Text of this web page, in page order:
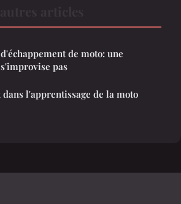
de moto: une
pas
l'apprentissage de la moto